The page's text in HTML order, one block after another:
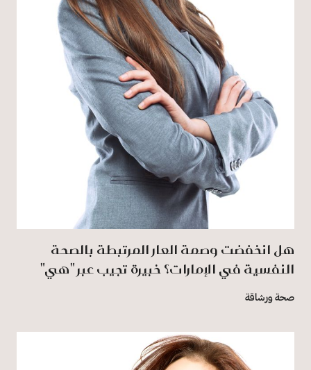
هل انخفضت وصمة العار المرتبطة بالصحة
النفسية في الإمارات؟ خبيرة تجيب عبر "هي"
صحة ورشاقة